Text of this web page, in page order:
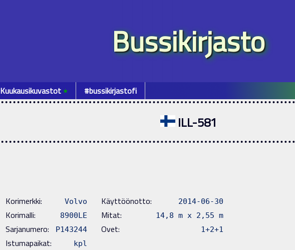
Bussikirjasto
Kuukausikuvastot٭ #bussikirjastofi
ILL-581
Korimerkki: Volvo
Korimalli: 8900LE
Sarjanumero: P143244
Istumapaikat: kpl
Käyttöönotto: 2014-06-30
Mitat: 14,8 m x 2,55 m
Ovet: 1+2+1